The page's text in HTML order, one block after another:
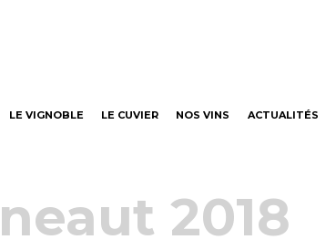
LE VIGNOBLE LE CUVIER NOS VINS ACTUALITÉS
2018